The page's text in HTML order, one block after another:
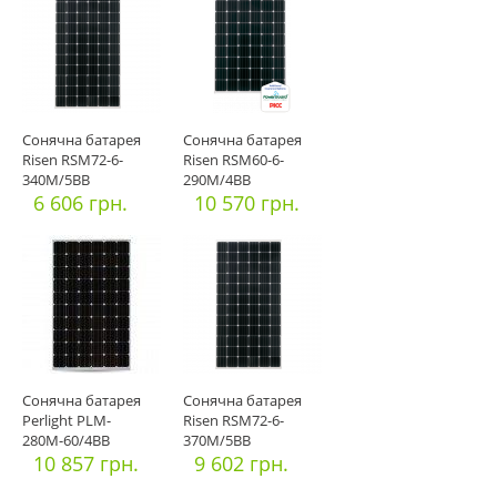
Сонячна батарея
Risen RSM72-6-
340M/5ВВ
6 606 грн.
Сонячна батарея
Risen RSM60-6-
290M/4ВВ
10 570 грн.
Сонячна батарея
Perlight PLM-
280М-60/4BB
10 857 грн.
Сонячна батарея
Risen RSM72-6-
370M/5ВВ
9 602 грн.